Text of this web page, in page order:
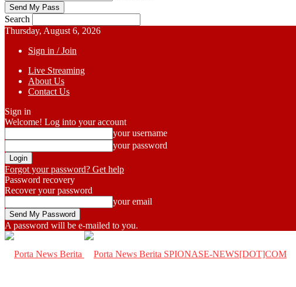
Search
Thursday, August 6, 2026
Sign in / Join
Live Streaming
About Us
Contact Us
Sign in
Welcome! Log into your account
your username
your password
Forgot your password? Get help
Password recovery
Recover your password
your email
A password will be e-mailed to you.
SPIONASE-NEWS[DOT]COM